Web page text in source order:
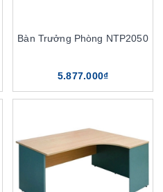
Bàn Trưởng Phòng NTP2050
5.877.000₫